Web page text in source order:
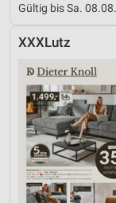
Gültig bis Sa. 08.08.
XXXLutz